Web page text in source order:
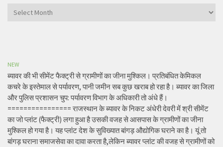
Archives
NEW
ब्यावर की भी सीमेंट फैक्ट्री से ग्रामीणों का जीना मुश्किल। प्रतिबंधित केमिकल
कचरे के इस्तेमाल से पर्यावरण, पानी जमीन सब कुछ खराब हो रहा है। ब्यावर का जिला
और पुलिस प्रशासन चुप: पर्यावरण विभाग के अधिकारी तो अंधे हैं।
================ राजस्थान के ब्यावर के निकट अंधेरी देवरी में श्री सीमेंट
का जो प्लांट (फैक्ट्री) लगा हुआ है उसकी वजह से आसपास के ग्रामीणों का जीना
मुश्किल हो गया है। यह प्लांट देश के सुविख्यात बांगड़ औद्योगिक घराने का है। यूं तो
बांगड़ घराना समाजसेवा का दावा करता है,लेकिन ब्यावर प्लांट की वजह से ग्रामीणों को